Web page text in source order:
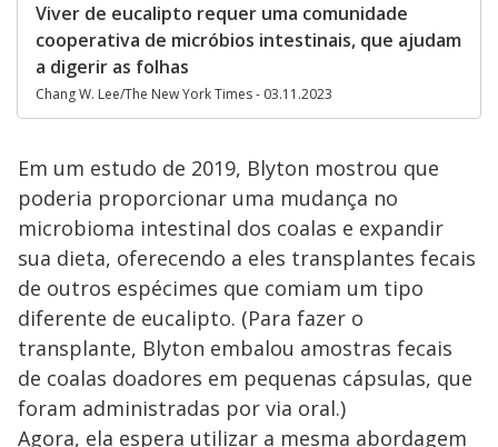
Viver de eucalipto requer uma comunidade
cooperativa de micróbios intestinais, que ajudam
a digerir as folhas
Chang W. Lee/The New York Times - 03.11.2023
Em um estudo de 2019, Blyton mostrou que
poderia proporcionar uma mudança no
microbioma intestinal dos coalas e expandir
sua dieta, oferecendo a eles transplantes fecais
de outros espécimes que comiam um tipo
diferente de eucalipto. (Para fazer o
transplante, Blyton embalou amostras fecais
de coalas doadores em pequenas cápsulas, que
foram administradas por via oral.)
Agora, ela espera utilizar a mesma abordagem